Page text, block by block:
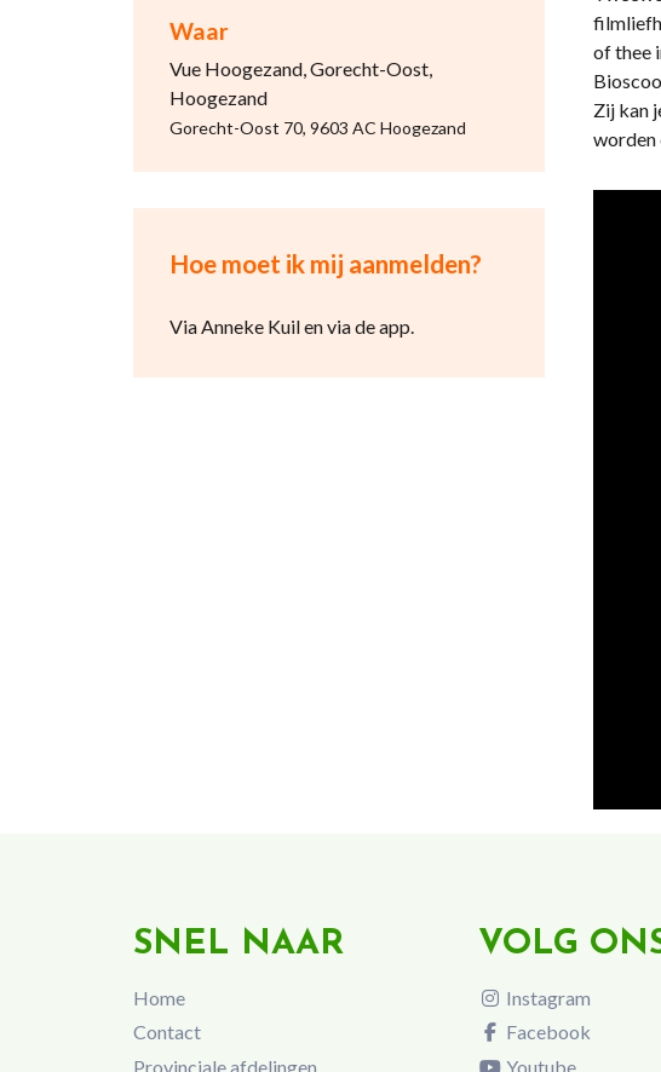
Waar
Vue Hoogezand, Gorecht-Oost,
Hoogezand
Gorecht-Oost 70, 9603 AC Hoogezand
Hoe moet ik mij aanmelden?
Via Anneke Kuil en via de app.
of thee
Zij kan
worden
SNEL NAAR
Home
Contact
Provinciale afdelingen
VOLG
Instagram
Facebook
Youtube